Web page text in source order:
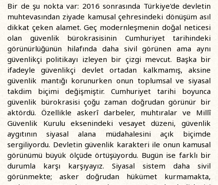
Bir de şu nokta var: 2016 sonrasında Türkiye'de devletin
muhtevasından ziyade kamusal çehresindeki dönüşüm asıl
dikkat çeken alamet. Geç modernleşmenin doğal neticesi
olan güvenlik bürokrasisinin Cumhuriyet tarihindeki
görünürlüğünün hilafında daha sivil görünen ama aynı
güvenlikçi politikayı izleyen bir çizgi mevcut. Başka bir
ifadeyle güvenlikçi devlet ortadan kalkmamış, aksine
güvenlik mantığı korunurken onun toplumsal ve siyasal
takdim biçimi değişmiştir. Cumhuriyet tarihi boyunca
güvenlik bürokrasisi çoğu zaman doğrudan görünür bir
aktördü. Özellikle askerî darbeler, muhtıralar ve Millî
Güvenlik Kurulu eksenindeki vesayet düzeni, güvenlik
aygıtının siyasal alana müdahalesini açık biçimde
sergiliyordu. Devletin güvenlik karakteri ile onun kamusal
görünümü büyük ölçüde örtüşüyordu. Bugün ise farklı bir
durumla karşı karşıyayız. Siyasal sistem daha sivil
görünmekte; asker doğrudan hükümet kurmamakta,